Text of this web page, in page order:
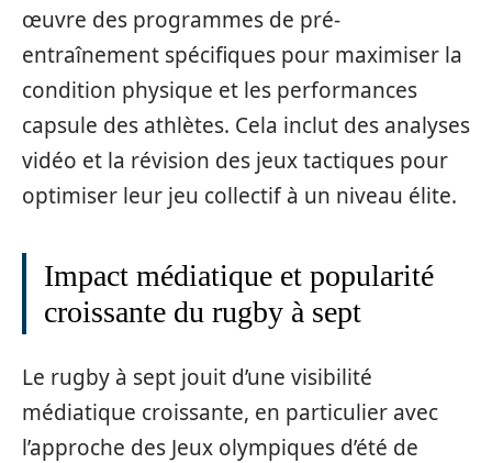
œuvre des programmes de pré-
entraînement spécifiques pour maximiser la
condition physique et les performances
capsule des athlètes. Cela inclut des analyses
vidéo et la révision des jeux tactiques pour
optimiser leur jeu collectif à un niveau élite.
Impact médiatique et popularité
croissante du rugby à sept
Le rugby à sept jouit d’une visibilité
médiatique croissante, en particulier avec
l’approche des Jeux olympiques d’été de